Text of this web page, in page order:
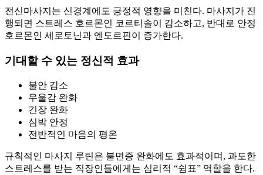
전신마사지는 신경계에도 긍정적 영향을 미친다. 마사지가 진
행되면 스트레스 호르몬인 코르티솔이 감소하고, 반대로 안정
호르몬인 세로토닌과 엔도르핀이 증가한다.
기대할 수 있는 정신적 효과
불안 감소
우울감 완화
긴장 완화
심박 안정
전반적인 마음의 평온
규칙적인 마사지 루틴은 불면증 완화에도 효과적이며, 과도한
스트레스를 받는 직장인들에게는 심리적 “쉼표” 역할을 한다.